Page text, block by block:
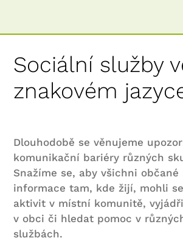
Sociální služby
znakovém
Dlouhodobě se věnujeme
komunikační bariéry různých
Snažíme se, aby všichni
informace tam, kde žijí, mohli
aktivit v místní komunitě,
v obci či hledat pomoc v
službách.